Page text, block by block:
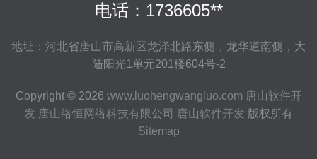
电话：1736605**
地址：河北省唐山市高新区龙泽北路东侧，龙华道南侧，大
陆阳光1单元201楼604号-2
Copyright © 2026 www.luohengwangluo.com 唐山软件开
发 唐山络恒网络科技有限公司 唐山软件开发 版权所有
Sitemap